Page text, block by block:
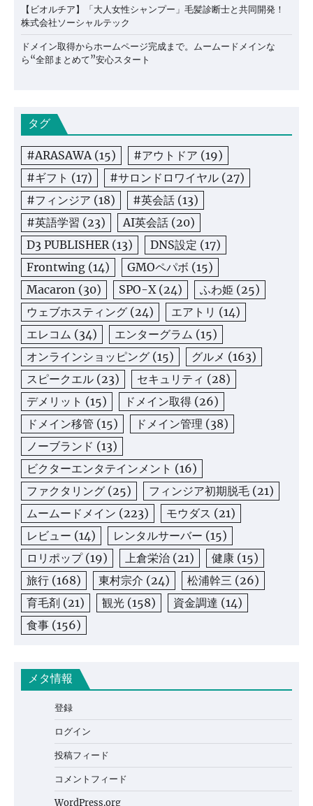
【ビオルチア】「大人女性シャンプー」毛髪診断士と共同開発！
株式会社ソーシャルテック
ドメイン取得からホームページ完成まで。ムームードメインな
ら“全部まとめて”安心スタート
タグ
#ARASAWA(15) #アウトドア (19)
#ギフト (17) #サロンドロワイヤル (27)
#フィンジア (18) #英会話 (13)
#英語学習 (23) AI英会話 (20)
D3 PUBLISHER(13) DNS設定 (17)
Frontwing (14) GMOペパボ (15)
Macaron (30) SPO-X(24) ふわ姫 (25)
ウェブホスティング (24) エアトリ (14)
エレコム (34) エンターグラム (15)
オンラインショッピング (15) グルメ (163)
スピークエル (23) セキュリティ (28)
デメリット (15) ドメイン取得 (26)
ドメイン移管 (15) ドメイン管理 (38)
ノーブランド (13)
ビクターエンタテインメント (16)
ファクタリング (25) フィンジア初期脱毛 (21)
ムームードメイン (223) モウダス (21)
レビュー (14) レンタルサーバー (15)
ロリポップ(19) 上倉栄治 (21) 健康 (15)
旅行 (168) 東村宗介 (24) 松浦幹三 (26)
育毛剤 (21) 観光 (158) 資金調達 (14)
食事 (156)
メタ情報
登録
ログイン
投稿フィード
コメントフィード
WordPress.org